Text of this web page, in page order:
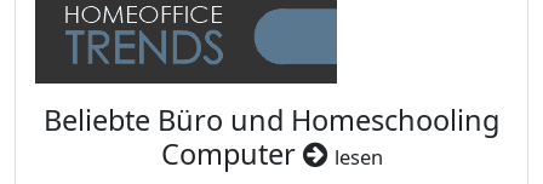
Beliebte Büro und Homeschooling
Computer
lesen